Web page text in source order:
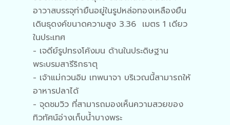
อาวาสบรรจุท่ายืนอยู่ในรูปหล่อทองเหลืองยืน
เดินธุดงค์ขนาดความสูง 3.36 เมตร 1 เดียว
ในประเทศ
- เจดีย์รูปทรงโค้งมน ด้านในประดิษฐาน
พระบรมสารีริกธาตุ
- เจ้าแม่กวนอิม เทพนาจา บริเวณนี้สามารถให้
อาหารปลาได้
- จุดชมวิว ที่สามารถมองเห็นความสวยของ
ทิวทัศน์อ่างเก็บน้ำบางพระ